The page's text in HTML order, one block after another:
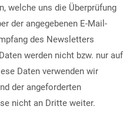
welche uns die Überprüfung
der angegebenen E-Mail-
des Newsletters
werden nicht bzw. nur auf
Daten verwenden wir
der angeforderten
nicht an Dritte weiter.